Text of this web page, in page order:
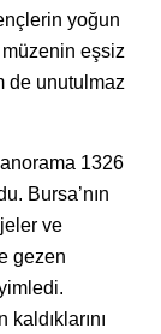
yoğun
eşsiz
de unutulmaz
1326
Bursa’nın
ve
gezen